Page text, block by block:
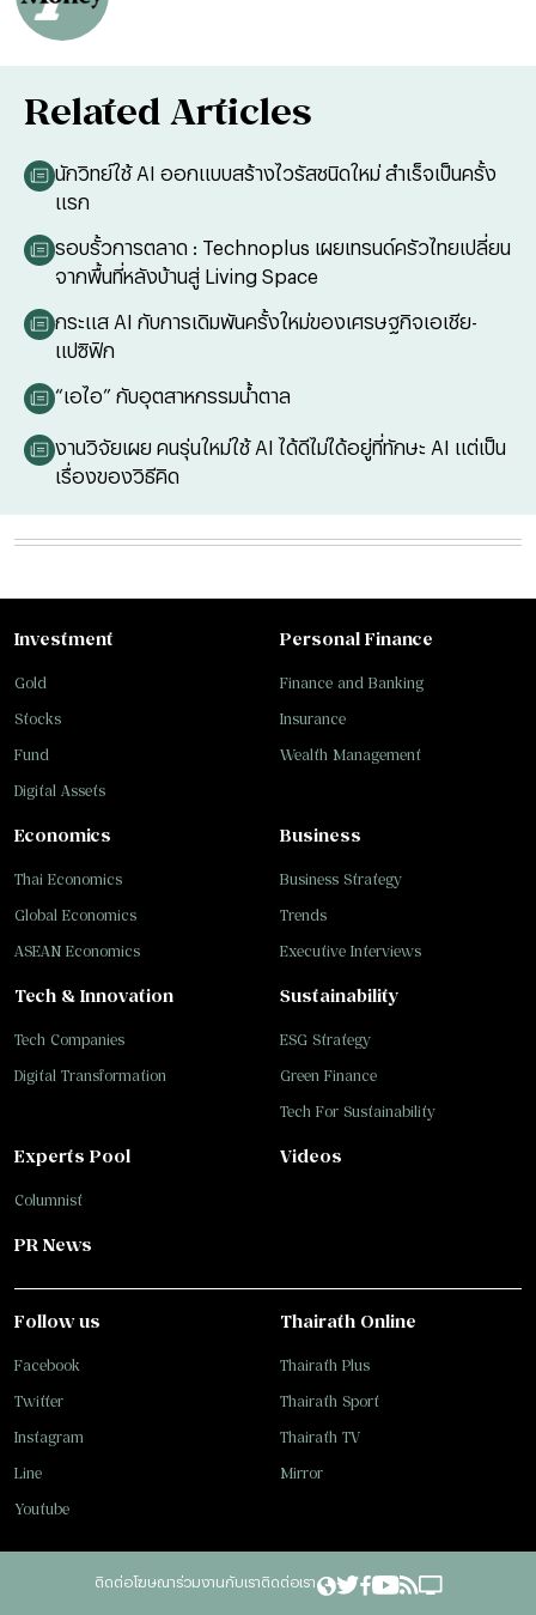
Related Articles
นักวิทย์ใช้ AI ออกแบบสร้างไวรัสชนิดใหม่ สำเร็จเป็นครั้ง
แรก
รอบรั้วการตลาด : Technoplus เผยเทรนด์ครัวไทยเปลี่ยน
จากพื้นที่หลังบ้านสู่ Living Space
กระแส AI กับการเดิมพันครั้งใหม่ของเศรษฐกิจเอเชีย-
แปซิฟิก
“เอไอ” กับอุตสาหกรรมน้ำตาล
งานวิจัยเผย คนรุ่นใหม่ใช้ AI ได้ดีไม่ได้อยู่ที่ทักษะ AI แต่เป็น
เรื่องของวิธีคิด
Investment
Gold
Stocks
Fund
Digital Assets
Personal Finance
Finance and Banking
Insurance
Wealth Management
Business
Business Strategy
Trends
Executive Interviews
Tech & Innovation
Tech Companies
Digital Transformation
Sustainability
ESG Strategy
Green Finance
Tech For Sustainability
Economics
Thai Economics
Global Economics
ASEAN Economics
Experts Pool
Columnist
Videos
PR News
Follow us
Facebook
Twitter
Instagram
Line
Youtube
Thairath Online
Thairath Plus
Thairath Sport
Thairath TV
Mirror
ติดต่อโฆษณาร่วมงานกับเราติดต่อเรา